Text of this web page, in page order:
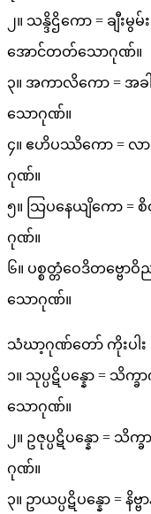
၂။ သန္ဒိဌိကော = ချီ
အောင်တတ်သောဂုဏ်။
၃။ အကာလိကော = အခ
သောဂုဏ်။
၄။ ဧဟိပဿိကော =
ဂုဏ်။
၅။ သြပနေယျိကော =
ဂုဏ်။
၆။ ပစ္စတ္တံဝေဒိတဗ္ဗ
သောဂုဏ်။
သံဃာ့ဂုဏ်တော် ကိုးပါး
၁။ သုပ္ပဋိပန္နော = သိ
သောဂုဏ်။
၂။ ဥဇုပ္ပဋိပန္နော =
ဂုဏ်။
၃။ ဥာယပ္ပဋိပန္နော =